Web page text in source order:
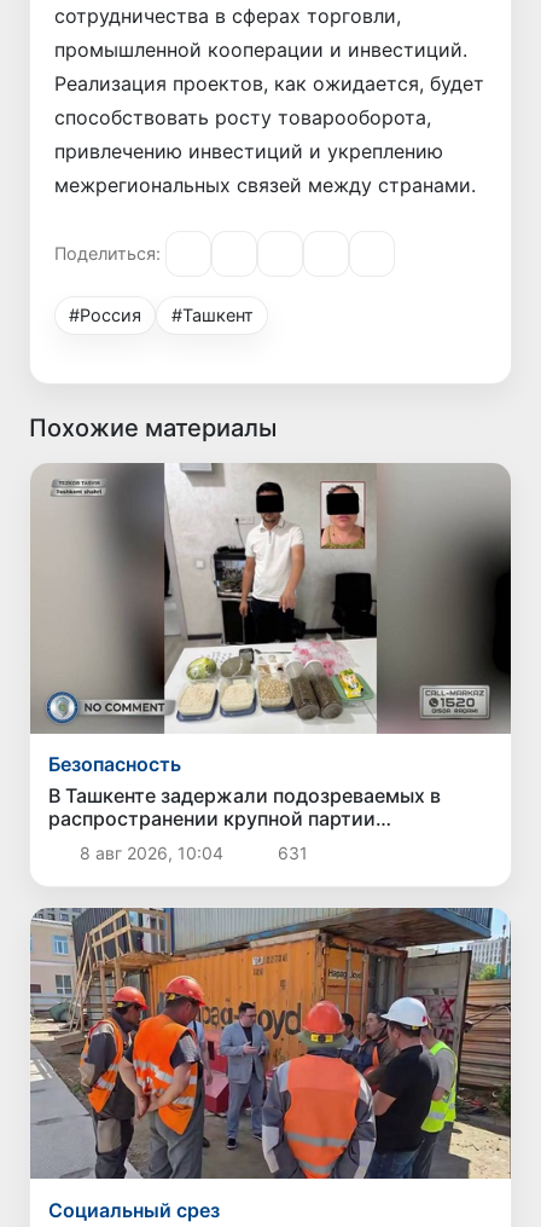
сотрудничества в сферах торговли,
промышленной кооперации и инвестиций.
Реализация проектов, как ожидается, будет
способствовать росту товарооборота,
привлечению инвестиций и укреплению
межрегиональных связей между странами.
Поделиться:
#Россия #Ташкент
Похожие материалы
Безопасность
В Ташкенте задержали подозреваемых в
распространении крупной партии
наркотиков
8 авг 2026, 10:04 631
Социальный срез